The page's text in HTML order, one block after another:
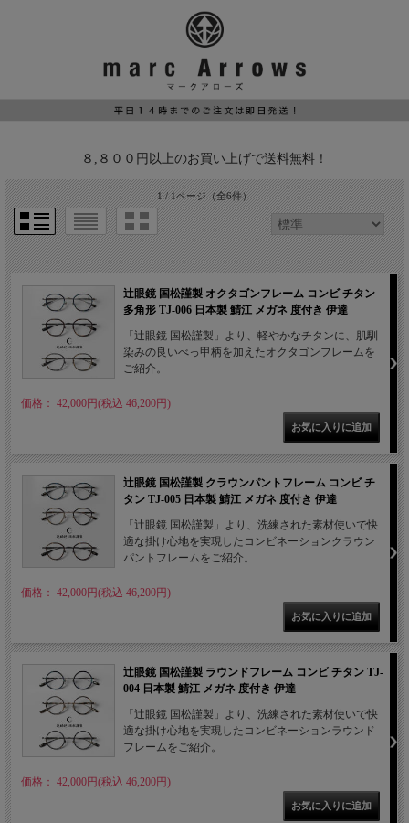
８,８００円以上のお買い上げで送料無料！
1 / 1ページ（全6件）
辻眼鏡 国松謹製 オクタゴンフレーム コンビ チタン
多角形 TJ-006 日本製 鯖江 メガネ 度付き 伊達
「辻眼鏡 国松謹製」より、軽やかなチタンに、肌馴
染みの良いべっ甲柄を加えたオクタゴンフレームを
ご紹介。
価格： 42,000円(税込 46,200円)
辻眼鏡 国松謹製 クラウンパントフレーム コンビ チ
タン TJ-005 日本製 鯖江 メガネ 度付き 伊達
「辻眼鏡 国松謹製」より、洗練された素材使いで快
適な掛け心地を実現したコンビネーションクラウン
パントフレームをご紹介。
価格： 42,000円(税込 46,200円)
辻眼鏡 国松謹製 ラウンドフレーム コンビ チタン TJ-
004 日本製 鯖江 メガネ 度付き 伊達
「辻眼鏡 国松謹製」より、洗練された素材使いで快
適な掛け心地を実現したコンビネーションラウンド
フレームをご紹介。
価格： 42,000円(税込 46,200円)